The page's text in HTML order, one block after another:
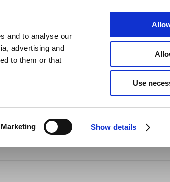
and to analyse our
advertising and
to them or that
Marketing Show details
Use
Restaurangkläder
taggad 9 hjul 14x19,5